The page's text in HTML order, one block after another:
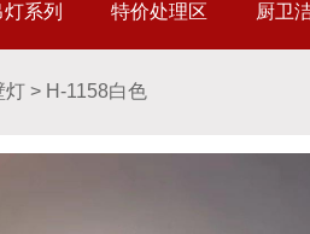
系列 特价处理区 厨卫
灯 > H-1158白色